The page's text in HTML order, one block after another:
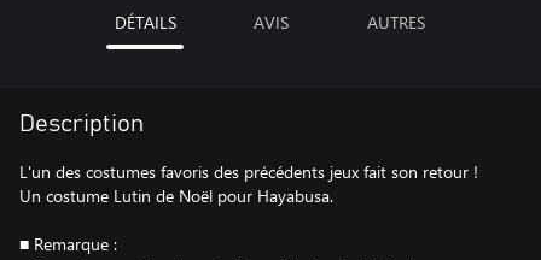
DÉTAILS AVIS AUTRES
Description
L'un des costumes favoris des précédents jeux fait son retour !
Un costume Lutin de Noël pour Hayabusa.
■ Remarque :